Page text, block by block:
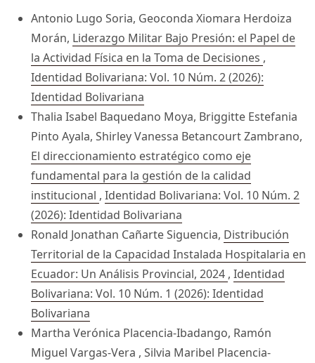
Antonio Lugo Soria, Geoconda Xiomara Herdoiza
Morán, Liderazgo Militar Bajo Presión: el Papel de
la Actividad Física en la Toma de Decisiones ,
Identidad Bolivariana: Vol. 10 Núm. 2 (2026):
Identidad Bolivariana
Thalia Isabel Baquedano Moya, Briggitte Estefania
Pinto Ayala, Shirley Vanessa Betancourt Zambrano,
El direccionamiento estratégico como eje
fundamental para la gestión de la calidad
institucional , Identidad Bolivariana: Vol. 10 Núm. 2
(2026): Identidad Bolivariana
Ronald Jonathan Cañarte Siguencia, Distribución
Territorial de la Capacidad Instalada Hospitalaria en
Ecuador: Un Análisis Provincial, 2024 , Identidad
Bolivariana: Vol. 10 Núm. 1 (2026): Identidad
Bolivariana
Martha Verónica Placencia-Ibadango, Ramón
Miguel Vargas-Vera , Silvia Maribel Placencia-